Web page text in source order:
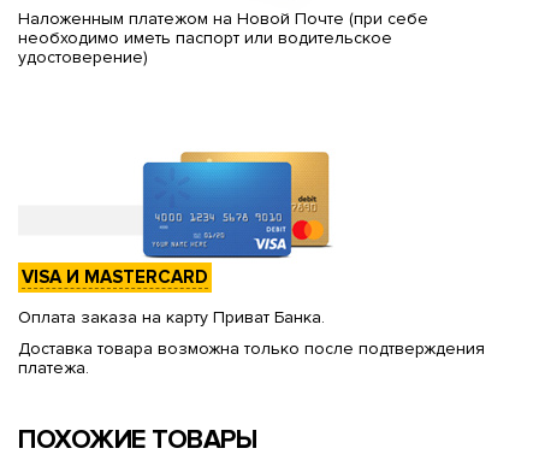
Наложенным платежом на Новой Почте (при себе
необходимо иметь паспорт или водительское
удостоверение)
VISA И MASTERCARD
Оплата заказа на карту Приват Банка.
Доставка товара возможна только после подтверждения
платежа.
ПОХОЖИЕ ТОВАРЫ